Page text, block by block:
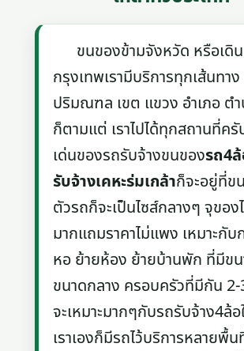
ขนของข้ามจังหวัด หรือเดิน
กรุงเทพเรามีบริการทุกเส้นทา
ปริมณฑล เขต แขวง อำเภอ ตำ
ก็ตามแต่ เราไปได้ทุกสถานที่ค
เด่นของรถรับจ้างขนของรถ4
รับจ้างเคหะร่มเกล้าก็จะอยู่ที่ข
ตัวรถก็จะเป็นไซส์กลางๆ จุของ
มากแถมราคาไม่แพง เหมาะกับ
หอ ย้ายห้อง ย้ายบ้านพัก ที่มีข
ขนาดกลาง ครอบครัวที่มีกัน
จะเหมาะมากๆกับรถรับจ้าง4ล้
เราเองก็มีรถไว้บริการหลายพื้น